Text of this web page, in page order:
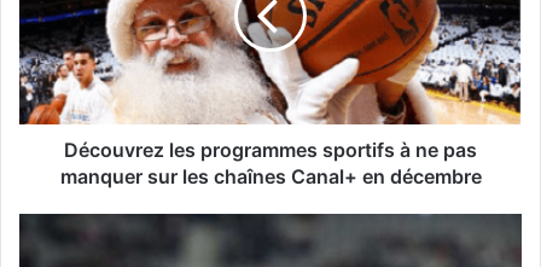
Découvrez les programmes sportifs à ne pas
manquer sur les chaînes Canal+ en décembre